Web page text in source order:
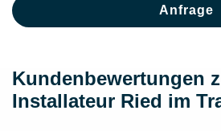
Anfrage
Kundenbewertungen
Installateur Ried im